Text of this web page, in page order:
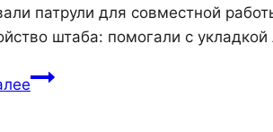
патрули для совместной
штаба: помогали с
Отряд